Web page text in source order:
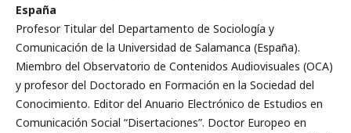
España
Profesor Titular del Departamento de Sociología y
Comunicación de la Universidad de Salamanca (España).
Miembro del Observatorio de Contenidos Audiovisuales (OCA)
y profesor del Doctorado en Formación en la Sociedad del
Conocimiento. Editor del Anuario Electrónico de Estudios en
Comunicación Social “Disertaciones”. Doctor Europeo en